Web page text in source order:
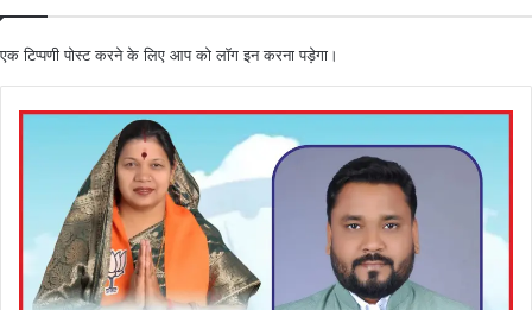
एक टिप्पणी पोस्ट करने के लिए आप कोलॉग इनकरना पड़ेगा।